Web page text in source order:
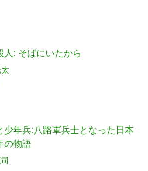
人: そばにいたから
少年兵:八路軍兵士となった日本
の物語